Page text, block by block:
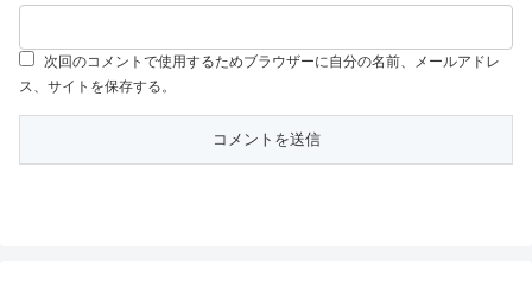
次回のコメントで使用するためブラウザーに自分の名前、メールアドレ
ス、サイトを保存する。